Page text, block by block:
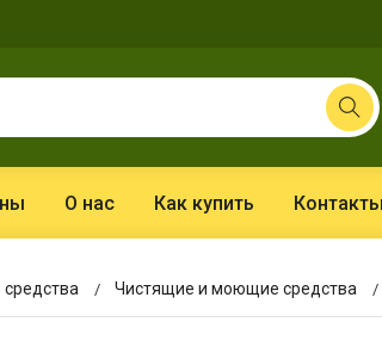
О нас Как купить Контакты
Чистящие и моющие средства